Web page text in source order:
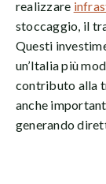
realizzare
stoccaggio, il
Questi
un’Italia più
contributo alla
anche
generando